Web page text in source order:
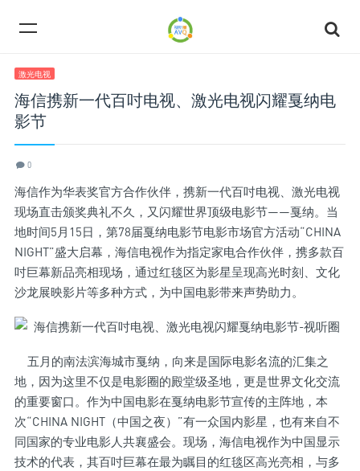
激光电视
海信携新一代百吋电视、激光电视闪耀戛纳电
影节
0
海信作为华表奖官方合作伙伴，携新一代百吋电视、激光电视
现场直击颁奖典礼不久，又闪耀世界顶级电影节——戛纳。当
地时间5月15日，第78届戛纳电影节电影市场官方活动“CHINA
NIGHT”盛大启幕，海信电视作为指定家电合作伙伴，携多款百
吋巨幕新品亮相现场，通过红毯区为影星呈现高光时刻、文化
沙龙展映影片等多种方式，为中国电影带来声势助力。
五月的南法滨海城市戛纳，向来是国际电影名流的汇集之
地，因为这里不仅是电影圈的殿堂级圣地，更是世界文化交流
的重要窗口。作为中国电影在戛纳电影节宣传的主阵地，本
次“CHINA NIGHT（中国之夜）”有一众国内影星，也有来自不
同国家的专业电影人共襄盛会。现场，海信电视作为中国显示
技术的代表，其百吋巨幕在最为瞩目的红毯区高光亮相，与多